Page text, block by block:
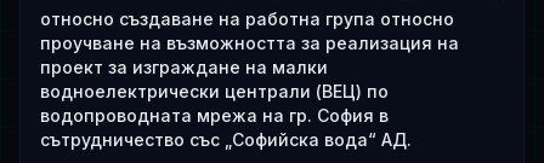
относно създаване на работна група относно
проучване на възможността за реализация на
проект за изграждане на малки
водноелектрически централи (ВЕЦ) по
водопроводната мрежа на гр. София в
сътрудничество със „Софийска вода“ АД.